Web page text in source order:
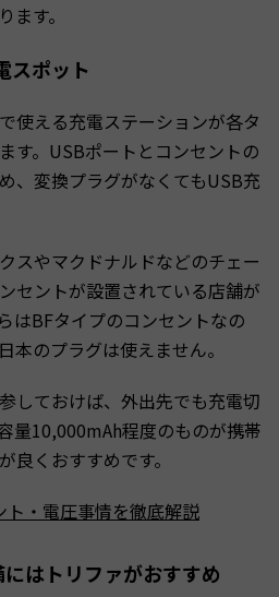
す。
スポット
使える充電ステーションが各タ
す。USBポートとコンセントの
、変換プラグがなくてもUSB充
スやマクドナルドなどのチェー
セントが設置されている店舗が
はBFタイプのコンセントなの
本のプラグは使えません。
しておけば、外出先でも充電切
量10,000mAh程度のものが携帯
良くおすすめです。
ト・電圧事情を徹底解説
はトリファがおすすめ